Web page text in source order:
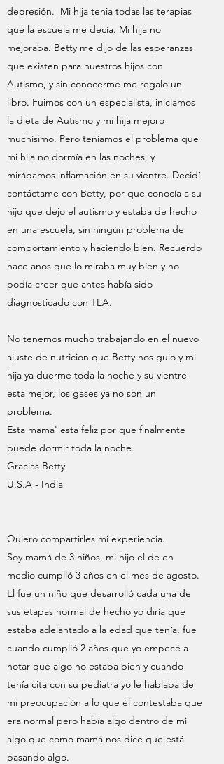
depresión. Mi hija tenia todas las terapias
que la escuela me decía. Mi hija no
mejoraba. Betty me dijo de las esperanzas
que existen para nuestros hijos con
Autismo, y sin conocerme me regalo un
libro. Fuimos con un especialista, iniciamos
la dieta de Autismo y mi hija mejoro
muchísimo. Pero teníamos el problema que
mi hija no dormía en las noches, y
mirábamos inflamación en su vientre. Decidí
contáctame con Betty, por que conocía a su
hijo que dejo el autismo y estaba de hecho
en una escuela, sin ningún problema de
comportamiento y haciendo bien. Recuerdo
hace anos que lo miraba muy bien y no
podía creer que antes había sido
diagnosticado con TEA.
No tenemos mucho trabajando en el nuevo
ajuste de nutricion que Betty nos guio y mi
hija ya duerme toda la noche y su vientre
esta mejor, los gases ya no son un
problema.
Esta mama' esta feliz por que finalmente
puede dormir toda la noche.
Gracias Betty
U.S.A - India
Quiero compartirles mi experiencia.
Soy mamá de 3 niños, mi hijo el de en
medio cumplió 3 años en el mes de agosto.
El fue un niño que desarrolló cada una de
sus etapas normal de hecho yo diría que
estaba adelantado a la edad que tenía, fue
cuando cumplió 2 años que yo empecé a
notar que algo no estaba bien y cuando
tenía cita con su pediatra yo le hablaba de
mi preocupación a lo que él contestaba que
era normal pero había algo dentro de mi
algo que como mamá nos dice que está
pasando algo.